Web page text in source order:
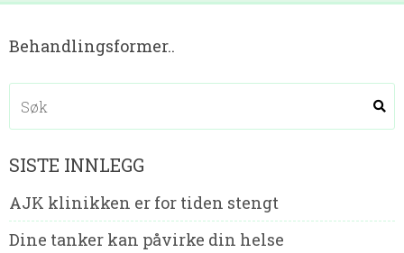
Behandlingsformer..
SISTE INNLEGG
AJK klinikken er for tiden stengt
Dine tanker kan påvirke din helse